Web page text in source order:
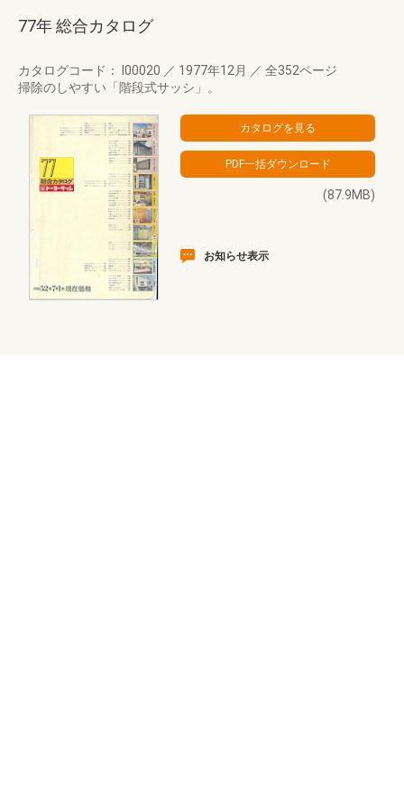
77年 総合カタログ
カタログコード： I00020 ／ 1977年12月 ／ 全352ページ
掃除のしやすい「階段式サッシ」。
(87.9MB)
お知らせ表示